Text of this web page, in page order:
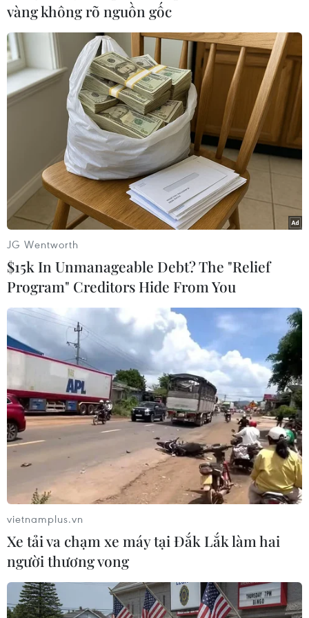
hợp tác giữa hai nước. Dự kiến, cùng đi với bà
sẽ có Giám đốcCục Tình báo trung ương Mỹ
(CIA) David Petraous và một số quan chức quân
sự cấpcao.
Tuy nhiên, bất chấp các tuyên bố trên của
Washington, hoạt động quân sự củaMỹ nhằm
tiêu diệt Haqqani vẫn đang vấp phải sự phản
đối từ Pakistan.
Trước đó,Tổng Tư lệnh quân đội Pakistan,
Tướng Ashfaq Parvez Kayani đã cảnh
báoWashington không nên tấn công khu vực
Bắc Waziristan của nước này. Tướng
Kayanikhẳng định Pakistan sẽ có hành động
quân sự tại đây "nếu cần," song sẽ khônghành
động dưới bất kỳ sức ép nào./.
(TTXVN/Vietnam+)
vàng không rõ nguồn gốc
JG Wentworth
$15k In Unmanageable Debt? The "Relief
Program" Creditors Hide From You
vietnamplus.vn
Xe tải va chạm xe máy tại Đắk Lắk làm hai
người thương vong